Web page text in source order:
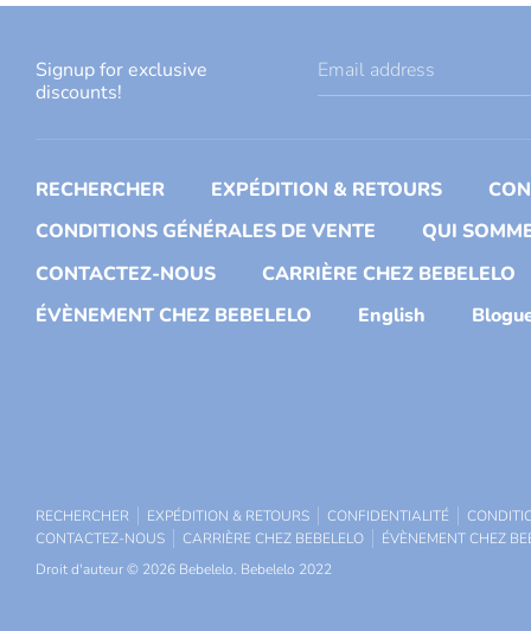
Signup for exclusive
discounts!
Email address
RECHERCHER EXPÉDITION & RETOURS
CONDITIONS GÉNÉRALES DE VENTE
QUI
CONTACTEZ-NOUS
CARRIÈRE CHEZ BEBELELO
ÉVÈNEMENT CHEZ BEBELELO
English
RECHERCHER EXPÉDITION & RETOURS CONFIDENTIALITÉ
CONTACTEZ-NOUS
CARRIÈRE CHEZ BEBELELO
ÉVÈNEMENT CHEZ
Droit d'auteur © 2026 Bebelelo. Bebelelo 2022